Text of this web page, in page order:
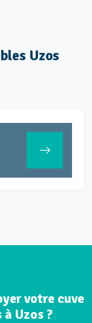
Uzos
votre cuve
Uzos ?